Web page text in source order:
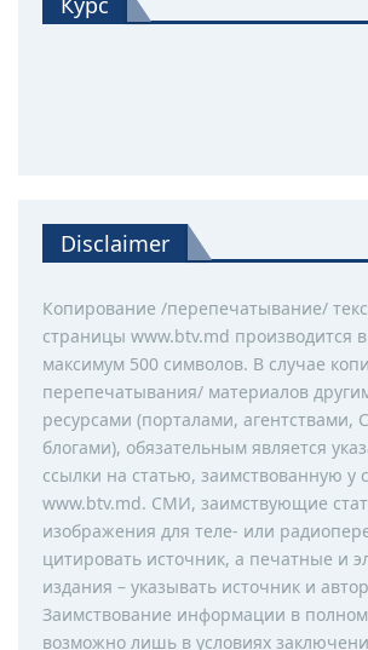
Disclaimer
Копирование /перепечатывание/
страницы www.btv.md производится
максимум 500 символов. В случае
перепечатывания/ материалов
ресурсами (порталами, агентствами,
блогами), обязательным является
ссылки на статью, заимствованную у
www.btv.md. СМИ, заимствующие
изображения для теле- или
цитировать источник, а печатные и
издания – указывать источник и
Заимствование информации в
возможно лишь в условиях